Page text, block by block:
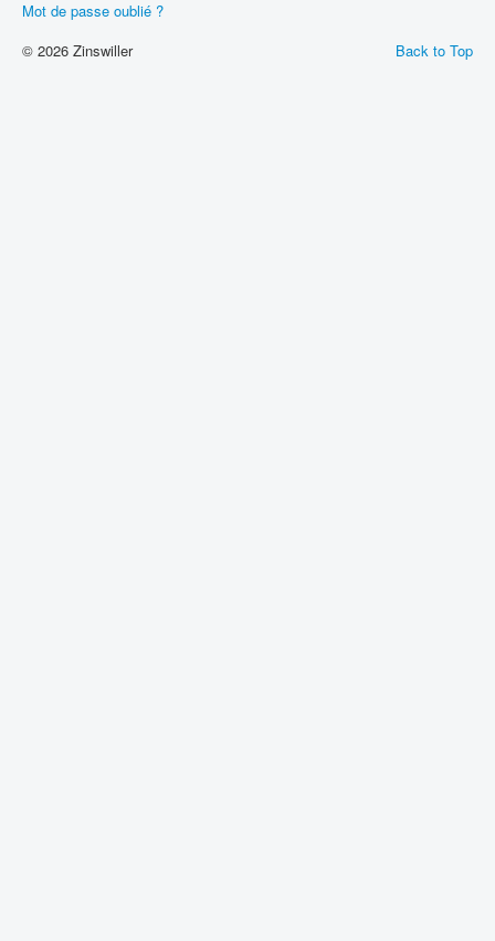
Mot de passe oublié ?
Back to Top
© 2026 Zinswiller